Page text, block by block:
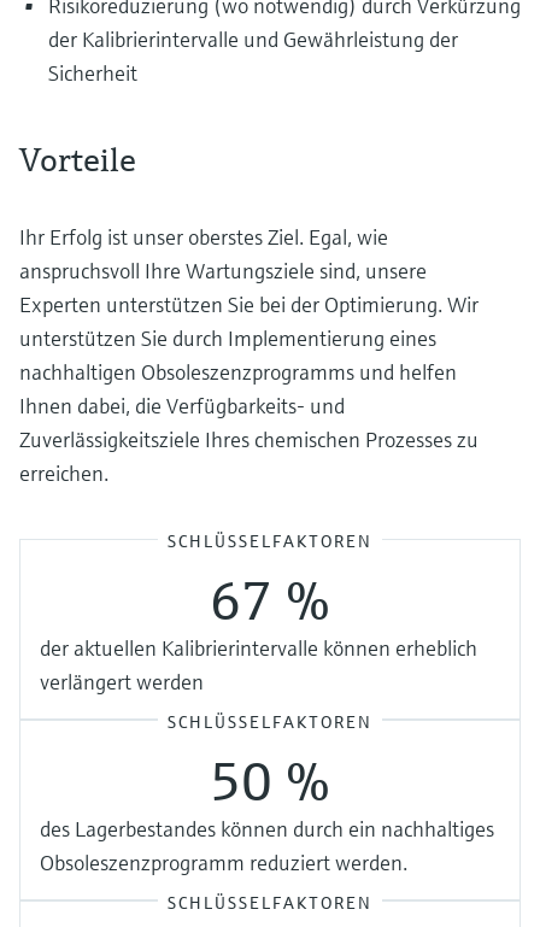
Risikoreduzierung (wo notwendig) durch Verkürzung
der Kalibrierintervalle und Gewährleistung der
Sicherheit
Vorteile
Ihr Erfolg ist unser oberstes Ziel. Egal, wie
anspruchsvoll Ihre Wartungsziele sind, unsere
Experten unterstützen Sie bei der Optimierung. Wir
unterstützen Sie durch Implementierung eines
nachhaltigen Obsoleszenzprogramms und helfen
Ihnen dabei, die Verfügbarkeits- und
Zuverlässigkeitsziele Ihres chemischen Prozesses zu
erreichen.
SCHLÜSSELFAKTOREN
67 %
der aktuellen Kalibrierintervalle können erheblich
verlängert werden
SCHLÜSSELFAKTOREN
50 %
des Lagerbestandes können durch ein nachhaltiges
Obsoleszenzprogramm reduziert werden.
SCHLÜSSELFAKTOREN